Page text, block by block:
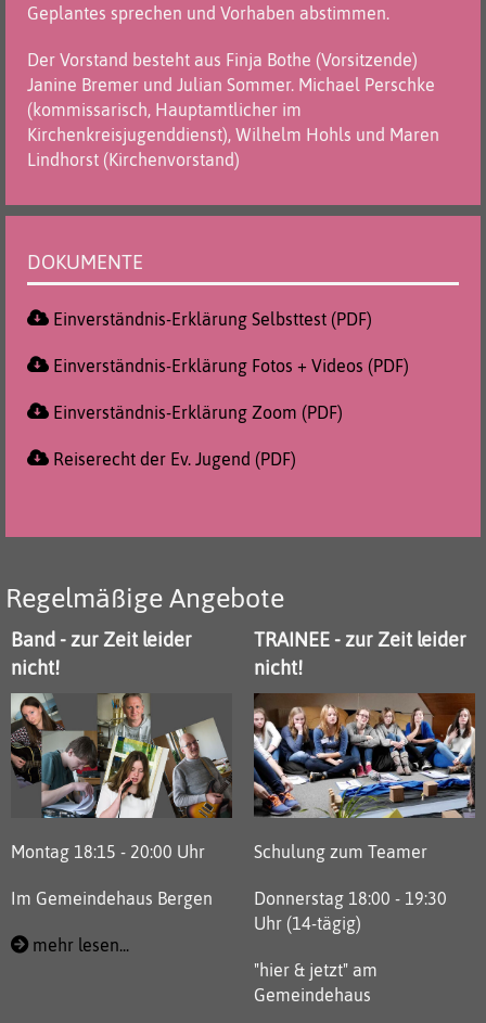
Geplantes sprechen und Vorhaben abstimmen.
Der Vorstand besteht aus Finja Bothe (Vorsitzende)
Janine Bremer und Julian Sommer. Michael Perschke
(kommissarisch, Hauptamtlicher im
Kirchenkreisjugenddienst), Wilhelm Hohls und Maren
Lindhorst (Kirchenvorstand)
DOKUMENTE
Einverständnis-Erklärung Selbsttest (PDF)
Einverständnis-Erklärung Fotos + Videos (PDF)
Einverständnis-Erklärung Zoom (PDF)
Reiserecht der Ev. Jugend (PDF)
Regelmäßige Angebote
Band - zur Zeit leider
nicht!
Montag 18:15 - 20:00 Uhr
Im Gemeindehaus Bergen
mehr lesen...
TRAINEE - zur Zeit leider
nicht!
Schulung zum Teamer
Donnerstag 18:00 - 19:30
Uhr (14-tägig)
"hier & jetzt" am
Gemeindehaus